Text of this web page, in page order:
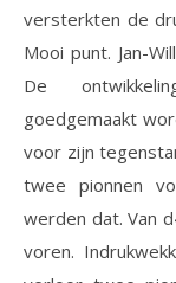
versterkten de
Mooi punt. Jan-
De
goedgemaakt
voor zijn
twee pionnen
werden dat. Van
voren.